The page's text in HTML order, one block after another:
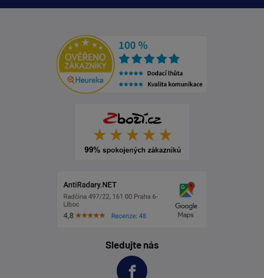
Sledujte nás